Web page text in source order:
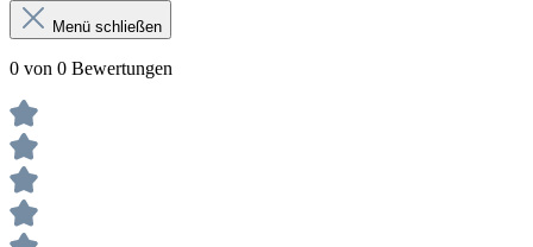
Menü schließen
0 von 0 Bewertungen